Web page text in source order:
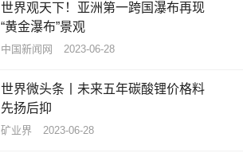
世界观天下！亚洲第一跨国瀑布再现
“黄金瀑布”景观
中国新闻网 2023-06-28
世界微头条丨未来五年碳酸锂价格料
先扬后抑
矿业界 2023-06-28